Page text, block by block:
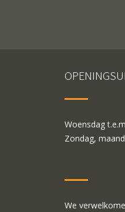
Woensdag
Zondag,
We